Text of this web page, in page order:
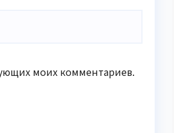
моих комментариев.